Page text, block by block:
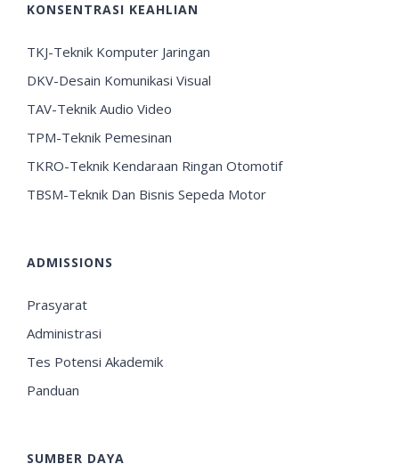
KONSENTRASI KEAHLIAN
TKJ-Teknik Komputer Jaringan
DKV-Desain Komunikasi Visual
TAV-Teknik Audio Video
TPM-Teknik Pemesinan
TKRO-Teknik Kendaraan Ringan Otomotif
TBSM-Teknik Dan Bisnis Sepeda Motor
ADMISSIONS
Prasyarat
Administrasi
Tes Potensi Akademik
Panduan
SUMBER DAYA